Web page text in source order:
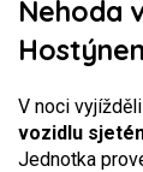
Nehoda
V noci
vozidlu
Jednotka